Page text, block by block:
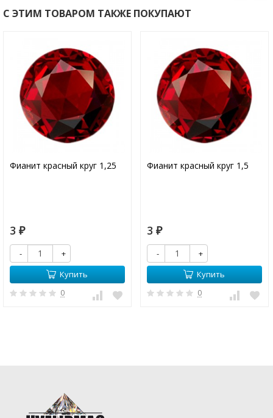
С ЭТИМ ТОВАРОМ ТАКЖЕ ПОКУПАЮТ
Фианит красный круг 1,25
3 ₽
-
+
Купить
0
Фианит красный круг 1,5
3 ₽
-
+
Купить
0